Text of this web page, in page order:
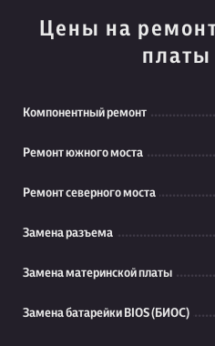
Цены на
платы
Компонентный ремонт
Ремонт южного моста
Ремонт северного моста
Замена разъема
Замена материнской платы
Замена батарейки BIOS (БИОС)